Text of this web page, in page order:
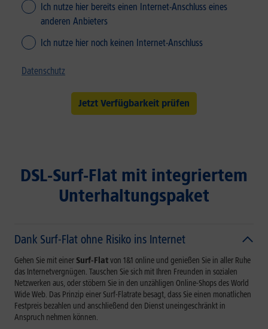
Ich nutze hier bereits einen Internet-Anschluss eines
anderen Anbieters
Ich nutze hier noch keinen Internet-Anschluss
Datenschutz
Jetzt Verfügbarkeit prüfen
DSL-Surf-Flat mit integriertem
Unterhaltungspaket
Dank Surf-Flat ohne Risiko ins Internet
Gehen Sie mit einer Surf-Flatvon 1&1 online und genießen Sie in aller Ruhe
das Internetvergnügen. Tauschen Sie sich mit Ihren Freunden in sozialen
Netzwerken aus, oder stöbern Sie in den unzähligen Online-Shops des World
Wide Web. Das Prinzip einer Surf-Flatrate besagt, dass Sie einen monatlichen
Festpreis bezahlen und anschließend den Dienst uneingeschränkt in
Anspruch nehmen können.